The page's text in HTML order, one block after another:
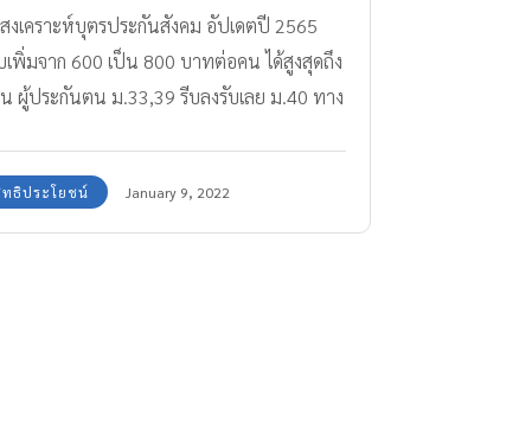
งเคราะห์บุตรประกันสังคม อัปเดตปี 2565
เพิ่มจาก 600 เป็น 800 บาทต่อคน ได้สูงสุดถึง
ผู้ประกันตน ม.33,39 รีบลงรับเลย ม.40 ทาง
ธิประโยชน์ January 9, 2022